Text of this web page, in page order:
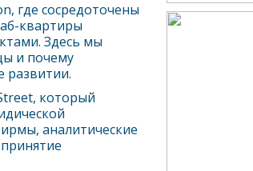
где сосредоточены
квартиры
Здесь мы
и почему
развитии.
который
аналитические